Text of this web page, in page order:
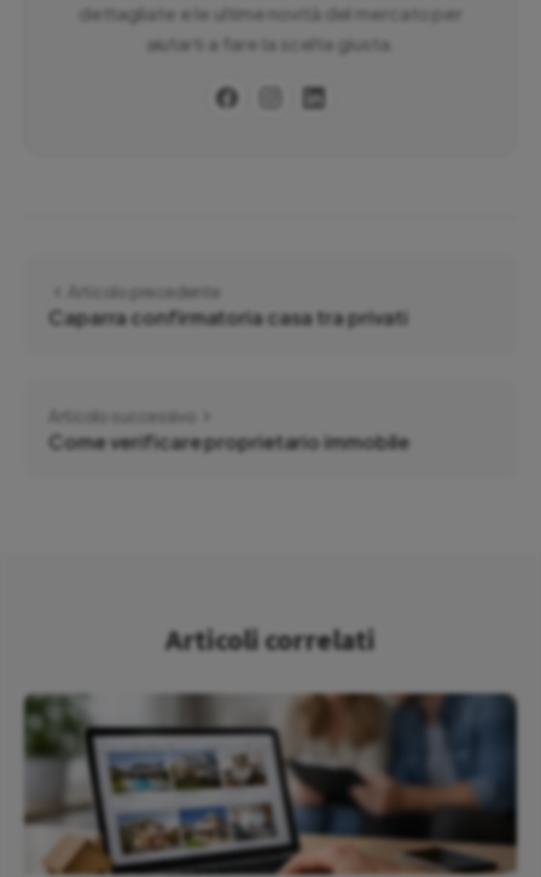
dettagliate e le ultime novità del mercato per
aiutarti a fare la scelta giusta.
Articolo precedente
Caparra confirmatoria casa tra privati
Articolo successivo
Come verificare proprietario immobile
Articoli correlati